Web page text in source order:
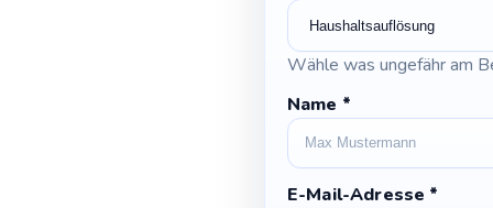
Wähle was ungefähr am
Name *
E-Mail-Adresse *